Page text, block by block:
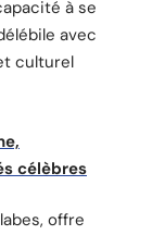
à se
avec
culturel
célèbres
offre